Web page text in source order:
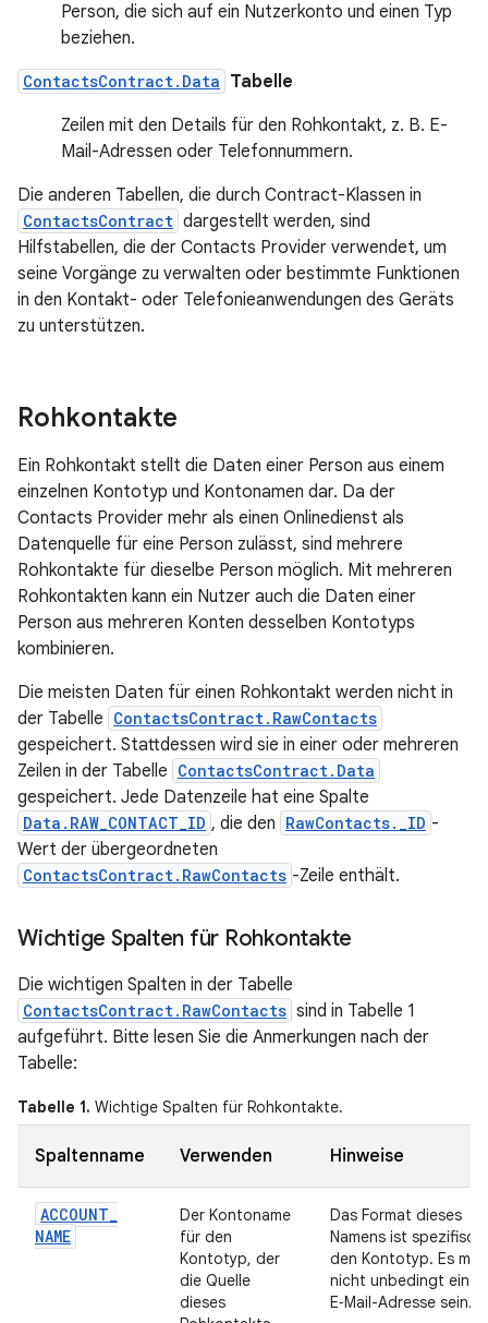
Person, die sich auf ein Nutzerkonto und einen Typ
beziehen.
ContactsContract.Data Tabelle
Zeilen mit den Details für den Rohkontakt, z. B. E-
Mail-Adressen oder Telefonnummern.
Die anderen Tabellen, die durch Contract-Klassen in
ContactsContract dargestellt werden, sind
Hilfstabellen, die der Contacts Provider verwendet, um
seine Vorgänge zu verwalten oder bestimmte Funktionen
in den Kontakt- oder Telefonieanwendungen des Geräts
zu unterstützen.
Rohkontakte
Ein Rohkontakt stellt die Daten einer Person aus einem
einzelnen Kontotyp und Kontonamen dar. Da der
Contacts Provider mehr als einen Onlinedienst als
Datenquelle für eine Person zulässt, sind mehrere
Rohkontakte für dieselbe Person möglich. Mit mehreren
Rohkontakten kann ein Nutzer auch die Daten einer
Person aus mehreren Konten desselben Kontotyps
kombinieren.
Die meisten Daten für einen Rohkontakt werden nicht in
der Tabelle ContactsContract.RawContacts
gespeichert. Stattdessen wird sie in einer oder mehreren
Zeilen in der Tabelle ContactsContract.Data
gespeichert. Jede Datenzeile hat eine Spalte
Data.RAW_CONTACT_ID , die den RawContacts._ID -
Wert der übergeordneten
ContactsContract.RawContacts -Zeile enthält.
Wichtige Spalten für Rohkontakte
Die wichtigen Spalten in der Tabelle
ContactsContract.RawContacts sind in Tabelle 1
aufgeführt. Bitte lesen Sie die Anmerkungen nach der
Tabelle:
Tabelle 1. Wichtige Spalten für Rohkontakte.
Spaltenname Verwenden Hinweise
ACCOUNT_
NAME
Der Kontoname
für den
Kontotyp, der
die Quelle
dieses
Das Format dieses
Namens ist
den Kontotyp. Es
nicht unbedingt eine
E‑Mail-Adresse sein.